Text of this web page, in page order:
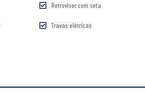
Retrovisor com seta
Travas elétricas